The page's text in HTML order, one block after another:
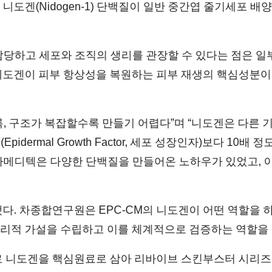
도겐(Nidogen-1) 단백질이 일반 중간엽 줄기세포 배
하고 세포와 조직의 생리를 관장할 수 있다는 점은 일
겐이 피부 항상성을 복원하는 피부 재생의 핵심성분
구조가 복잡할수록 만들기 어렵다”며 “니도겐은 다른
Growth Factor, 세포 성장인자)보다 10배
디텍은 다양한 단백질을 만들어온 노하우가 있었고,
다. 차종합연구원은 EPC-CM의 니도겐이 어떤 역할을
적 가설을 수립하고 이를 체계적으로 검증하는 역할을
도겐을 핵심원료로 삼아 리바이브 스킨부스터 시리